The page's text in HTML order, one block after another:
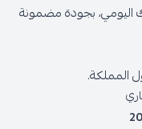
اليومي، بجودة مضمونة